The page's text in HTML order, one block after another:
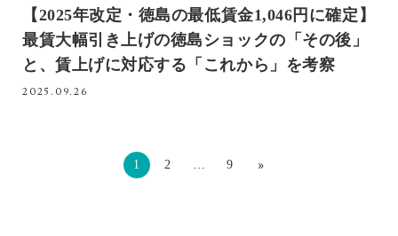
【2025年改定・徳島の最低賃金1,046円に確定】
最賃大幅引き上げの徳島ショックの「その後」
と、賃上げに対応する「これから」を考察
2025.09.26
1 2 … 9 »